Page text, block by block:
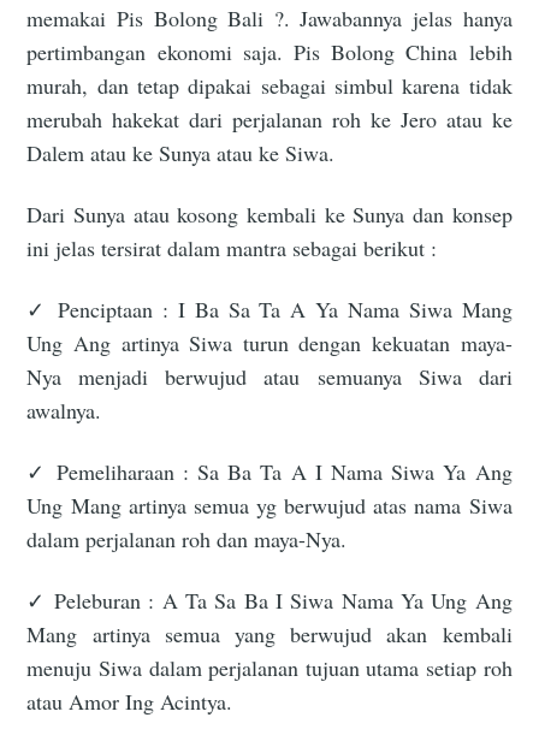
memakai Pis Bolong Bali ?. Jawabannya jelas hanya
pertimbangan ekonomi saja. Pis Bolong China lebih
murah, dan tetap dipakai sebagai simbul karena tidak
merubah hakekat dari perjalanan roh ke Jero atau ke
Dalem atau ke Sunya atau ke Siwa.
Dari Sunya atau kosong kembali ke Sunya dan konsep
ini jelas tersirat dalam mantra sebagai berikut :
✓ Penciptaan : I Ba Sa Ta A Ya Nama Siwa Mang
Ung Ang artinya Siwa turun dengan kekuatan maya-
Nya menjadi berwujud atau semuanya Siwa dari
awalnya.
✓ Pemeliharaan : Sa Ba Ta A I Nama Siwa Ya Ang
Ung Mang artinya semua yg berwujud atas nama Siwa
dalam perjalanan roh dan maya-Nya.
✓ Peleburan : A Ta Sa Ba I Siwa Nama Ya Ung Ang
Mang artinya semua yang berwujud akan kembali
menuju Siwa dalam perjalanan tujuan utama setiap roh
atau Amor Ing Acintya.